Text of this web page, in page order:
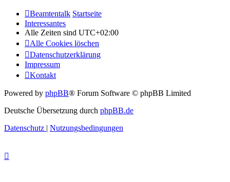
Beamtentalk Startseite
Interessantes
Alle Zeiten sind UTC+02:00
Alle Cookies löschen
Datenschutzerklärung
Impressum
Kontakt
Powered by phpBB® Forum Software © phpBB Limited
Deutsche Übersetzung durch phpBB.de
Datenschutz | Nutzungsbedingungen